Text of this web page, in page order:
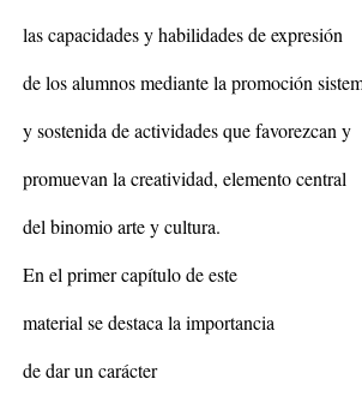
las capacidades y habilidades de expresión
de los alumnos mediante la promoción
y sostenida de actividades que favorezcan y
promuevan la creatividad, elemento central
del binomio arte y cultura.
En el primer capítulo de este
material se destaca la importancia
de dar un carácter